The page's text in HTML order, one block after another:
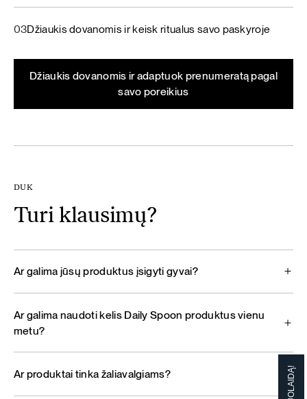
03Džiaukis dovanomis ir keisk ritualus savo paskyroje
Džiaukis dovanomis ir adaptuok prenumeratą pagal
savo poreikius
DUK
Turi klausimų?
Ar galima jūsų produktus įsigyti gyvai?
Ar galima naudoti kelis Daily Spoon produktus vienu
metu?
Ar produktai tinka žaliavalgiams?